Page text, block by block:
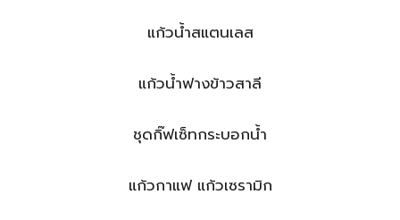
แก้วน้ำสแตนเลส
แก้วน้ำฟางข้าวสาลี
ชุดกิ๊ฟเซ็ทกระบอกน้ำ
แก้วกาแฟ แก้วเซรามิก